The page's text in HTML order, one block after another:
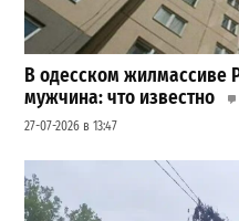
В одесском жилмассиве
мужчина: что известно
27-07-2026 в 13:47